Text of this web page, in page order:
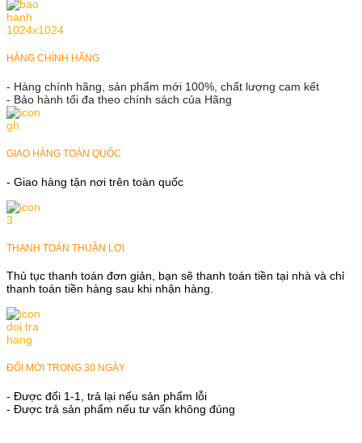
HÀNG CHÍNH HÃNG
- Hàng chính hãng, sản phẩm mới 100%, chất lượng cam kết
- Bảo hành tối đa theo chính sách của Hãng
GIAO HÀNG TOÀN QUỐC
- Giao hàng tận nơi trên toàn quốc
THANH TOÁN THUẬN LỢI
Thủ tục thanh toán đơn giản, bạn sẽ thanh toán tiền tại nhà và chỉ
thanh toán tiền hàng sau khi nhận hàng.
ĐỔI MỚI TRONG 30 NGÀY
- Được đổi 1-1, trả lại nếu sản phẩm lỗi
- Được trả sản phẩm nếu tư vấn không đúng